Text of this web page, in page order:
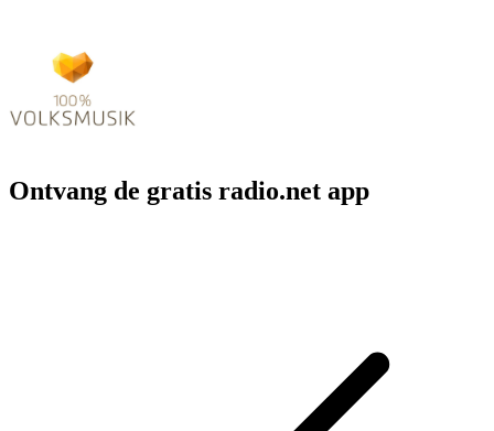
Ontvang de gratis radio.net app